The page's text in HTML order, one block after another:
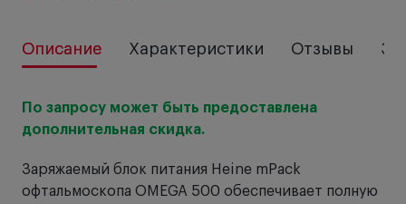
Описание Характеристики Отзывы
По запросу может быть предоставлена
дополнительная скидка.
Заряжаемый блок питания Heine mPack
офтальмоскопа OMEGA 500 обеспечивает полную